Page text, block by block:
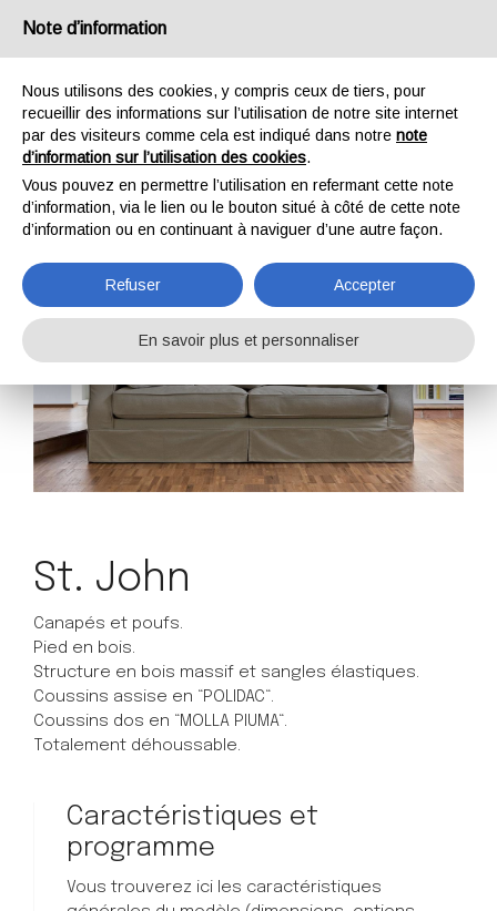
St. John
Home Canapés St. John
St. John
Canapés et poufs.
Pied en bois.
Structure en bois massif et sangles élastiques.
Coussins assise en “POLIDAC“.
Coussins dos en “MOLLA PIUMA“.
Totalement déhoussable.
Caractéristiques et
programme
Vous trouverez ici les caractéristiques
Note d’information
Nous utilisons des cookies, y compris ceux de tiers, pour
recueillir des informations sur l’utilisation de notre site internet
par des visiteurs comme cela est indiqué dans notre note
d’information sur l’utilisation des cookies.
Vous pouvez en permettre l’utilisation en refermant cette note
d’information, via le lien ou le bouton situé à côté de cette note
d’information ou en continuant à naviguer d’une autre façon.
Refuser Accepter
En savoir plus et personnaliser